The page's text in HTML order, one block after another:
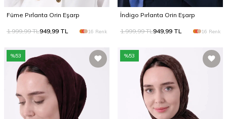
Füme Pırlanta Orin Eşarp
1.999,99TL949,99 TL 16 Renk
İndigo Pırlanta Orin Eşarp
1.999,99TL949,99 TL 16 Renk
%53 %53